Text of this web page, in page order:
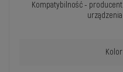
Kompatybilność - producent
urządzenia
Kolor